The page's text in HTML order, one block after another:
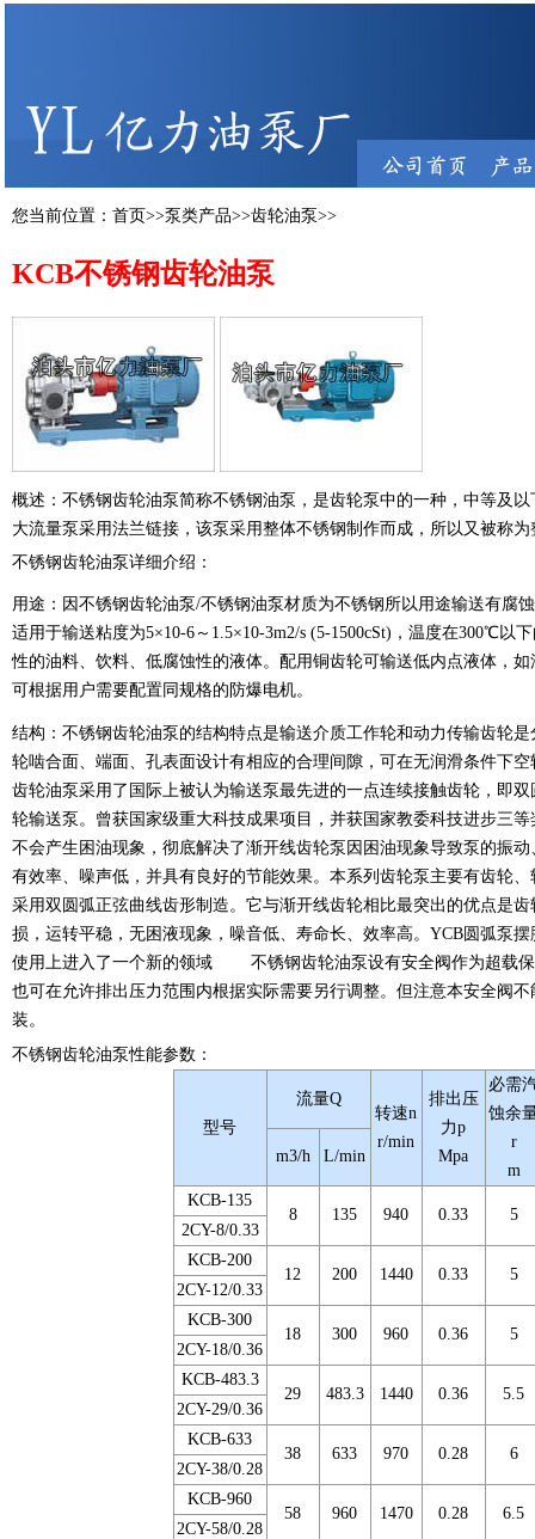
您当前位置： 首页>>泵类产品>>齿轮油泵>>
KCB不锈钢齿轮油泵
概述：不锈钢齿轮油泵简称不锈钢油泵，是齿轮泵中的一种，中等及
大流量泵采用法兰链接，该泵采用整体不锈钢制作而成，所以又被称
不锈钢齿轮油泵详细介绍：
用途：因不锈钢齿轮油泵/不锈钢油泵材质为不锈钢所以用途输送有腐
适用于输送粘度为5×10-6～1.5×10-3m2/s (5-1500cSt)，温度在300℃以
性的油料、饮料、低腐蚀性的液体。配用铜齿轮可输送低内点液体，
可根据用户需要配置同规格的防爆电机。
结构：不锈钢齿轮油泵的结构特点是输送介质工作轮和动力传输齿轮
轮啮合面、端面、孔表面设计有相应的合理间隙，可在无润滑条件
齿轮油泵采用了国际上被认为输送泵最先进的一点连续接触齿轮，即
轮输送泵。曾获国家级重大科技成果项目，并获国家教委科技进步三
不会产生困油现象，彻底解决了渐开线齿轮泵因困油现象导致泵的振
有效率、噪声低，并具有良好的节能效果。本系列齿轮泵主要有齿轮
采用双圆弧正弦曲线齿形制造。它与渐开线齿轮相比最突出的优点是
损，运转平稳，无困液现象，噪音低、寿命长、效率高。YCB圆弧泵
使用上进入了一个新的领域 不锈钢齿轮油泵设有安全阀作为超载保
也可在允许排出压力范围内根据实际需要另行调整。但注意本安全阀
装。
不锈钢齿轮油泵性能参数：
型号
流量Q
转速n
r/min
排出压
力p
Mpa
必需
蚀余
r
m
m3/h L/min
KCB-135
8
135 940 0.33
5
2CY-8/0.33
KCB-200
12
200 1440 0.33
5
2CY-12/0.33
KCB-300
18
300 960 0.36
5
2CY-18/0.36
KCB-483.3
29
483.3 1440 0.36
5.5
2CY-29/0.36
KCB-633
38
633 970 0.28
6
2CY-38/0.28
KCB-960
58
960 1470 0.28
6.5
2CY-58/0.28